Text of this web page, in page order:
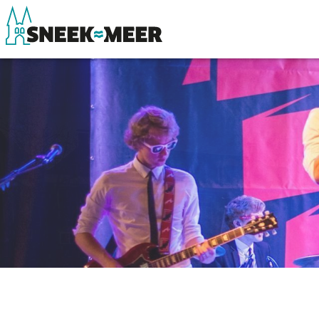
Uitgelicht
Praktische informatie
Toeristische informatie
Bezienswaardigheden
Winkelen,
Eten, drinken
Watersport
Overnachten
Winkelen